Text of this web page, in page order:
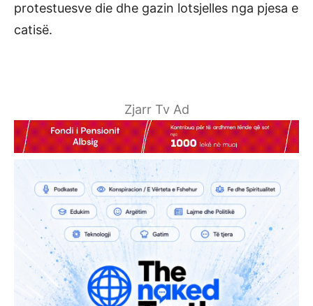
protestuesve die dhe gazin lotsjelles nga pjesa e
catisë.
Zjarr Tv Ad